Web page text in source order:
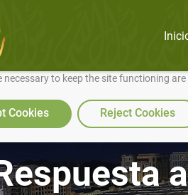
site work well for you and so we can
necessary to keep the site functioning
Cookies Reject Cookies